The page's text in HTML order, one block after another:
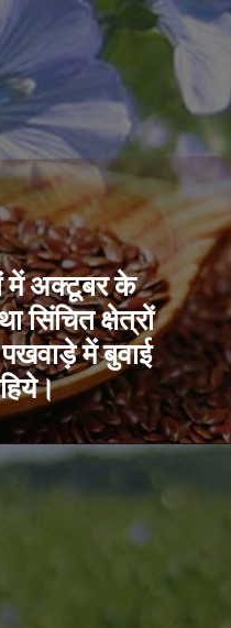
में अक्टूबर के
सिंचित क्षेत्रों
में बुवाई